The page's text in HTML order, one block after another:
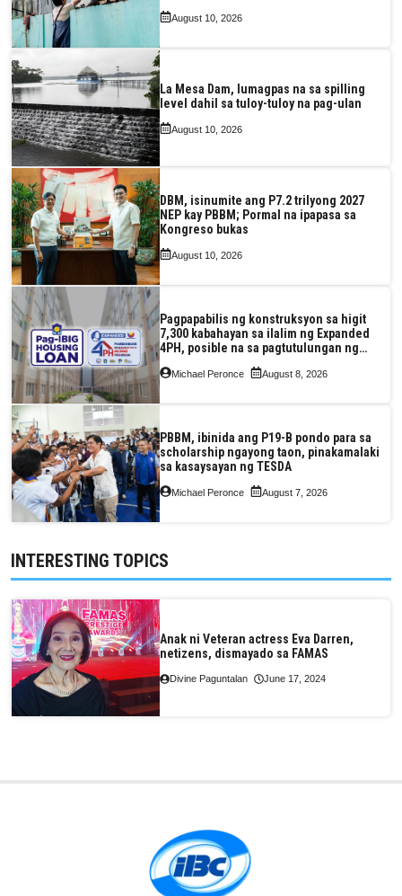
August 10, 2026
La Mesa Dam, lumagpas na sa spilling
level dahil sa tuloy-tuloy na pag-ulan
August 10, 2026
DBM, isinumite ang P7.2 trilyong 2027
NEP kay PBBM; Pormal na ipapasa sa
Kongreso bukas
August 10, 2026
Pagpapabilis ng konstruksyon sa higit
7,300 kabahayan sa ilalim ng Expanded
4PH, posible na sa pagtutulungan ng
Pag-IBIG at P.A. Alvarez
Michael Peronce August 8, 2026
PBBM, ibinida ang P19-B pondo para sa
scholarship ngayong taon, pinakamalaki
sa kasaysayan ng TESDA
Michael Peronce August 7, 2026
INTERESTING TOPICS
Anak ni Veteran actress Eva Darren,
netizens, dismayado sa FAMAS
Divine Paguntalan June 17, 2024